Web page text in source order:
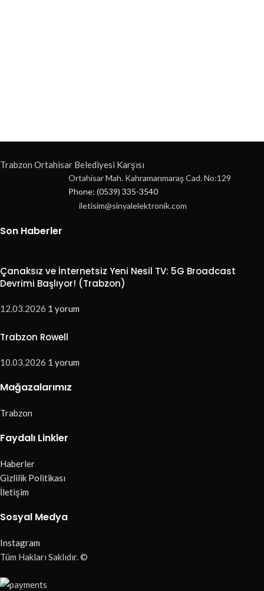
Trabzon Ortahisar Belediyesi Karşısı
Ortahisar Mah. Kahramanmaraş Cad. No:129
Phone: (0539) 335-3540
iletisim@sinyalelektronik.com
Son Haberler
Çanaksız ve İnternetsiz Yeni Nesil TV: 5G Broadcast
Devrimi Başlıyor! (Trabzon)
12.03.2026 1 yorum
Trabzon Rowell
10.03.2026 1 yorum
Mağazalarımız
Trabzon
Faydalı Linkler
Haberler
Gizlilik Politikası
İletişim
Sosyal Medya
Instagram
Tüm Hakları Saklıdır. ©